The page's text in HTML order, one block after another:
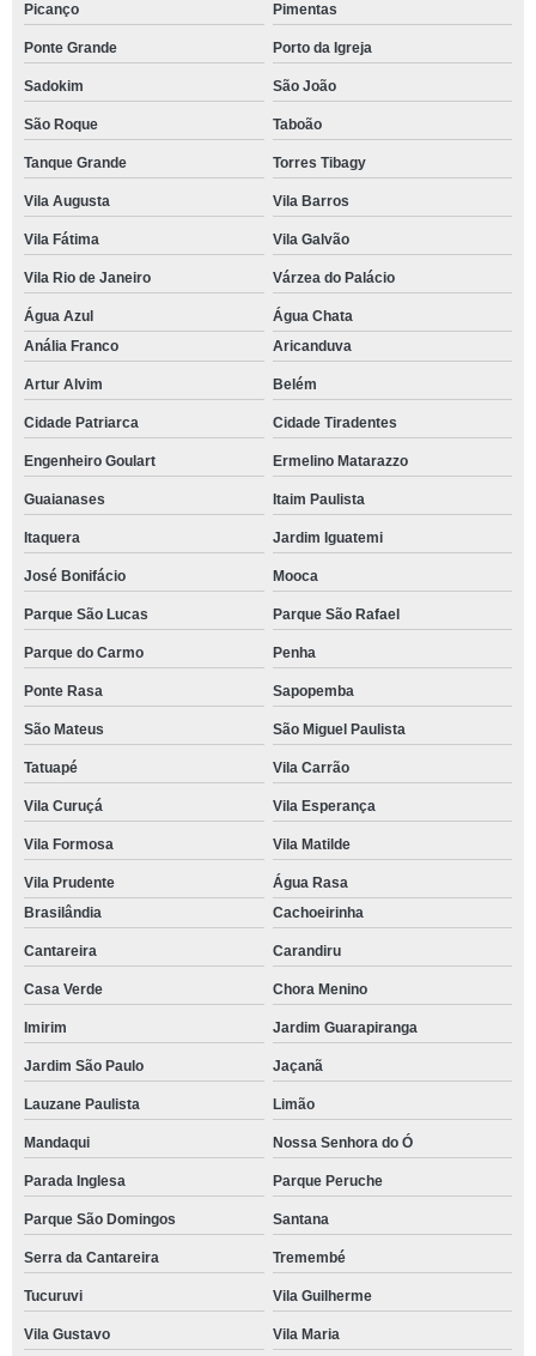
Picanço Pimentas
Ponte Grande Porto da Igreja
Sadokim São João
São Roque Taboão
Tanque Grande Torres Tibagy
Vila Augusta Vila Barros
Vila Fátima Vila Galvão
Vila Rio de Janeiro Várzea do Palácio
Água Azul
Água Chata
Anália Franco
Aricanduva
Artur Alvim Belém
Cidade Patriarca Cidade Tiradentes
Engenheiro Goulart Ermelino Matarazzo
Guaianases Itaim Paulista
Itaquera Jardim Iguatemi
José Bonifácio Mooca
Parque São Lucas Parque São Rafael
Parque do Carmo Penha
Ponte Rasa Sapopemba
São Mateus São Miguel Paulista
Tatuapé Vila Carrão
Vila Curuçá Vila Esperança
Vila Formosa Vila Matilde
Vila Prudente
Água Rasa
Brasilândia
Cachoeirinha
Cantareira Carandiru
Casa Verde Chora Menino
Imirim Jardim Guarapiranga
Jardim São Paulo Jaçanã
Lauzane Paulista Limão
Mandaqui Nossa Senhora do Ó
Parada Inglesa Parque Peruche
Parque São Domingos Santana
Serra da Cantareira Tremembé
Tucuruvi Vila Guilherme
Vila Gustavo Vila Maria